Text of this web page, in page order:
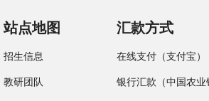
站点地图
招生信息
教研团队
汇款方式
在线支付（支付宝）
银行汇款（中国农业